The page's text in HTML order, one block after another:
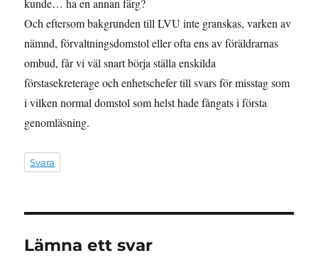
kunde… ha en annan färg?
Och eftersom bakgrunden till LVU inte granskas, varken av
nämnd, förvaltningsdomstol eller ofta ens av föräldrarnas
ombud, får vi väl snart börja ställa enskilda
förstasekreterage och enhetschefer till svars för misstag som
i vilken normal domstol som helst hade fångats i första
genomläsning.
Svara
Lämna ett svar